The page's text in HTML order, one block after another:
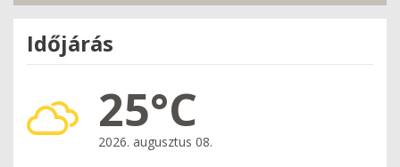
Időjárás
25°C
2026. augusztus 08.